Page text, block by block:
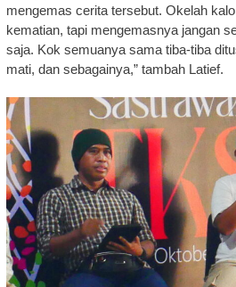
mengemas cerita tersebut. Okelah
kematian, tapi mengemasnya jangan
saja. Kok semuanya sama tiba-tiba
mati, dan sebagainya,” tambah Latief.